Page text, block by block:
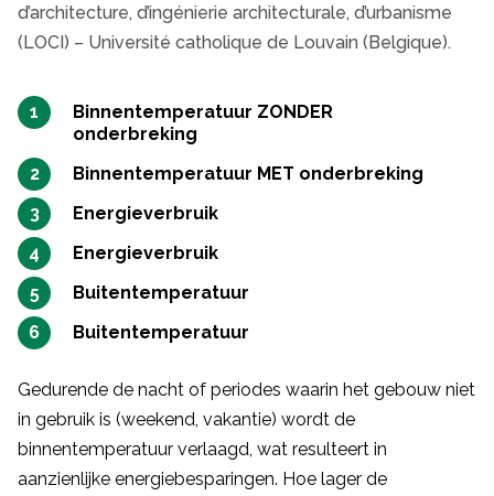
d’architecture, d’ingénierie architecturale, d’urbanisme
(LOCI) – Université catholique de Louvain (Belgique).
Binnentemperatuur ZONDER
onderbreking
Binnentemperatuur MET onderbreking
Energieverbruik
Energieverbruik
Buitentemperatuur
Buitentemperatuur
Gedurende de nacht of periodes waarin het gebouw niet
in gebruik is (weekend, vakantie) wordt de
binnentemperatuur verlaagd, wat resulteert in
aanzienlijke energiebesparingen. Hoe lager de